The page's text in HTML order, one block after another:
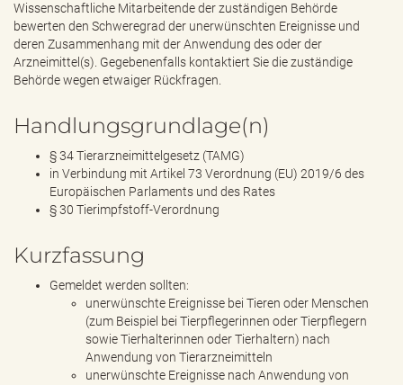
Wissenschaftliche Mitarbeitende der zuständigen Behörde
bewerten den Schweregrad der unerwünschten Ereignisse und
deren Zusammenhang mit der Anwendung des oder der
Arzneimittel(s). Gegebenenfalls kontaktiert Sie die zuständige
Behörde wegen etwaiger Rückfragen.
Handlungsgrundlage(n)
§ 34 Tierarzneimittelgesetz (TAMG)
in Verbindung mit Artikel 73 Verordnung (EU) 2019/6 des
Europäischen Parlaments und des Rates
§ 30 Tierimpfstoff-Verordnung
Kurzfassung
Gemeldet werden sollten:
unerwünschte Ereignisse bei Tieren oder Menschen
(zum Beispiel bei Tierpflegerinnen oder Tierpflegern
sowie Tierhalterinnen oder Tierhaltern) nach
Anwendung von Tierarzneimitteln
unerwünschte Ereignisse nach Anwendung von